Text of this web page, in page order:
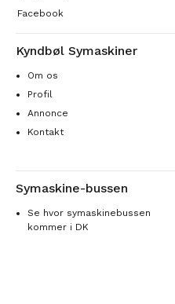
Facebook
Kyndbøl Symaskiner
Om os
Profil
Annonce
Kontakt
Symaskine-bussen
Se hvor symaskinebussen
kommer i DK